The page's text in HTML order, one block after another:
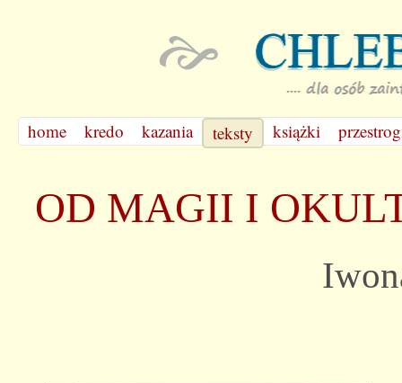
home kredo kazania teksty książki
OD MAGII I